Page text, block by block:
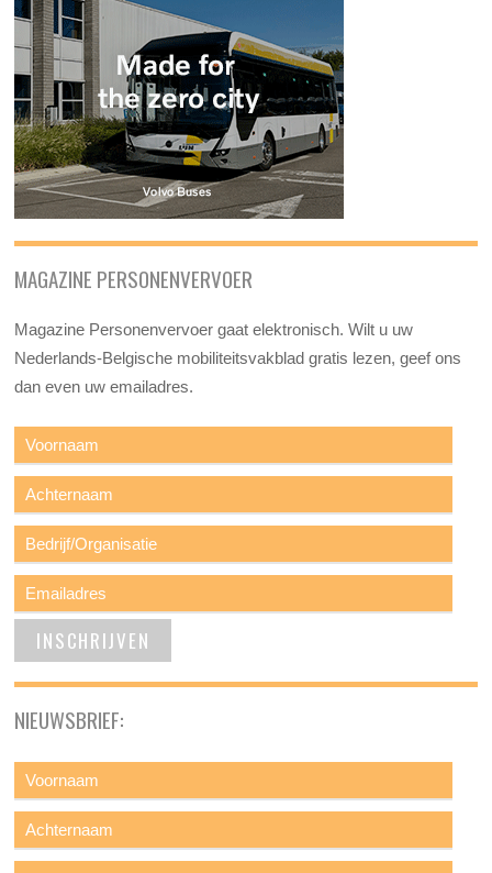
MAGAZINE PERSONENVERVOER
Magazine Personenvervoer gaat elektronisch. Wilt u uw
Nederlands-Belgische mobiliteitsvakblad gratis lezen, geef ons
dan even uw emailadres.
NIEUWSBRIEF: